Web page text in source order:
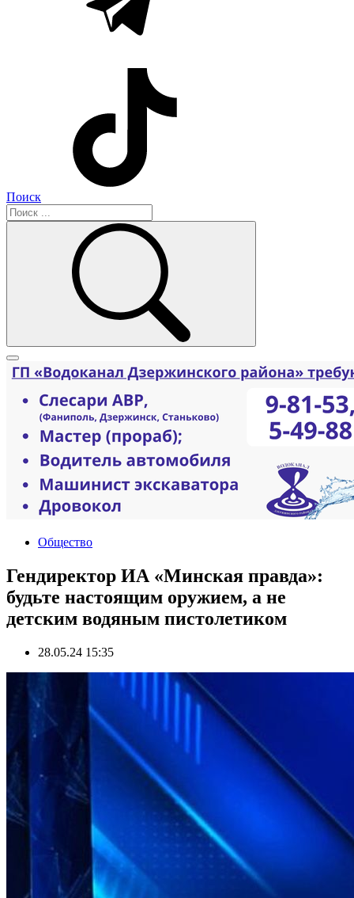
Поиск
Общество
Гендиректор ИА «Минская правда»:
будьте настоящим оружием, а не
детским водяным пистолетиком
28.05.24 15:35